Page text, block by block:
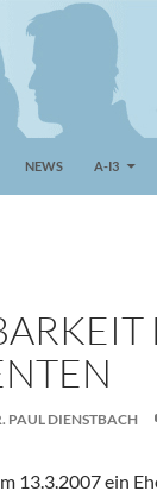
NEWS A-I3
PAUL DIENSTBACH
13.3.2007 ein